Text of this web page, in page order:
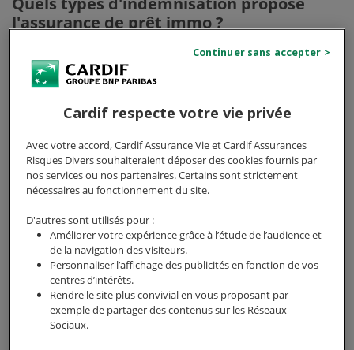
l'assurance de prêt immo ?
Les compagnies d'assurance proposent2 modalités
principales d'indemnisation
constitue la première option : votre assureur
verse directement à la banque l'intégralité de la
somme encore due, soldant définitivement votre
La seconde modalité consiste en une prise en
charge mensuelle de vos échéances. L'assureur
règle chaque mois votre mensualité à votre place
jusqu'à votre rétablissement ou la fin du contrat.
Cette indemnisation forfaitaires'applique
notamment pour les garanties ITT, où le montant
Cardif respecte votre vie privée
Avec votre accord, Cardif Assurance Vie et Cardif Assurances
Risques Divers souhaiteraient déposer des cookies fournis par
nos services ou nos partenaires. Certains sont strictement
nécessaires au fonctionnement du site.
D'autres sont utilisés pour :
Améliorer votre expérience grâce à l’étude de l’audience et
de la navigation des visiteurs.
Personnaliser l’affichage des publicités en fonction de vos
centres d’intérêts.
Rendre le site plus convivial en vous proposant par
exemple de partager des contenus sur les Réseaux
Sociaux.